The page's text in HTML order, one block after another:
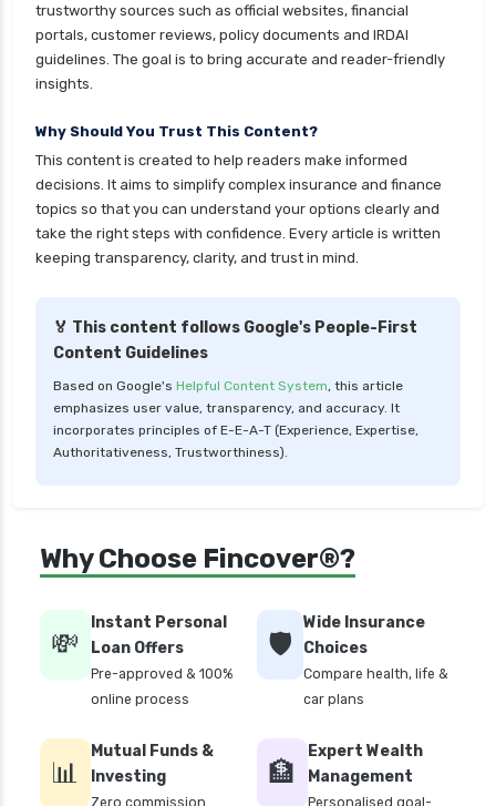
health insurance renewal process
health insurance stocks india
health insurance tax benefits 80d
health insurance thane
health insurance tirunelveli
health insurance top up plan comparison
health insurance udaipur
health insurance vadodara
health insurance varanasi
health insurance vs medical insurance
how health insurance works in india
how to apply health insurance in india
how to cancel health insurance policy
how to check star health insurance policy
status
iifl health insurance
individual health insurance policy
irdai health insurance guidelines
trustworthy sources such as official websites, financial
portals, customer reviews, policy documents and IRDAI
guidelines. The goal is to bring accurate and reader-friendly
insights.
Why Should You Trust This Content?
This content is created to help readers make informed
decisions. It aims to simplify complex insurance and finance
topics so that you can understand your options clearly and
take the right steps with confidence. Every article is written
keeping transparency, clarity, and trust in mind.
🏅 This content follows Google's People-First
Content Guidelines
Based on Google's Helpful Content System, this article
emphasizes user value, transparency, and accuracy. It
incorporates principles of E-E-A-T (Experience, Expertise,
Authoritativeness, Trustworthiness).
Why Choose Fincover®?
💸
Instant Personal
Loan Offers
Pre-approved & 100%
online process
🛡️
Wide Insurance
Choices
Compare health, life &
car plans
📊
Mutual Funds &
Investing
Zero commission
🏦
Expert Wealth
Management
Personalised goal-